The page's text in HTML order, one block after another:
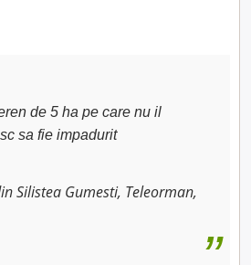
de 5 ha pe care nu il
sa fie impadurit
Silistea Gumesti, Teleorman,